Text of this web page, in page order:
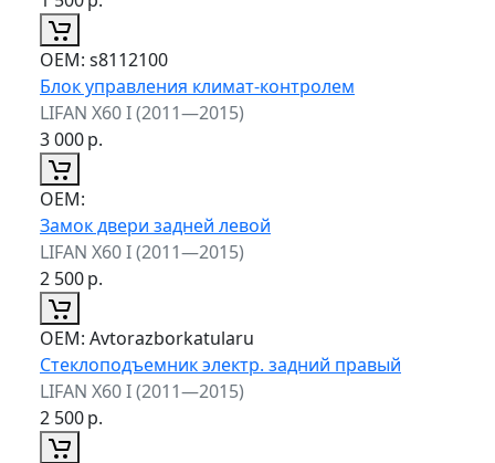
ОЕМ: s8112100
Блок управления климат-контролем
LIFAN X60 I (2011—2015)
3 000р.
ОЕМ:
Замок двери задней левой
LIFAN X60 I (2011—2015)
2 500р.
ОЕМ: Avtorazborkatularu
Стеклоподъемник электр. задний правый
LIFAN X60 I (2011—2015)
2 500р.